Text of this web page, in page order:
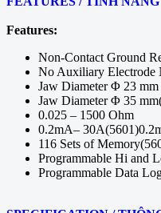
Features:
Non-Contact Ground
No Auxiliary Electrode
Jaw Diameter Φ 23
Jaw Diameter Φ 35
0.025 – 1500 Ohm
0.2mA–
116 Sets of
Programmable Hi and
Programmable Data